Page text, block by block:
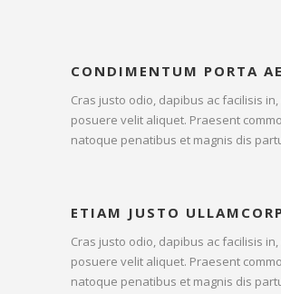
CONDIMENTUM PORTA
Cras justo odio, dapibus ac facilisis
posuere velit aliquet. Praesent
natoque penatibus et magnis dis
ETIAM JUSTO
Cras justo odio, dapibus ac facilisis
posuere velit aliquet. Praesent
natoque penatibus et magnis dis